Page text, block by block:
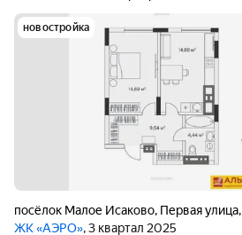
новостройка
посёлок Малое Исаково, Первая улица,
ЖК «АЭРО», 3 квартал 2025